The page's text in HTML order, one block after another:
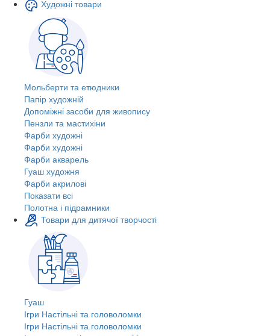
Художні товари
Мольберти та етюдники
Папір художній
Допоміжні засоби для живопису
Пензли та мастихіни
Фарби художні
Фарби художні
Фарби акварель
Гуаш художня
Фарби акрилові
Показати всі
Полотна і підрамники
Товари для дитячої творчості
Гуаш
Ігри Настільні та головоломки
Ігри Настільні та головоломки